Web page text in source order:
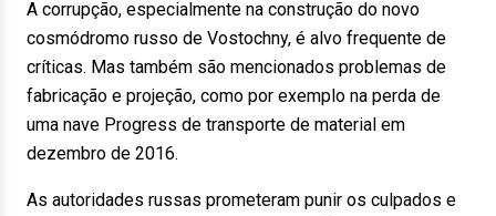
A corrupção, especialmente na construção do novo
cosmódromo russo de Vostochny, é alvo frequente de
críticas. Mas também são mencionados problemas de
fabricação e projeção, como por exemplo na perda de
uma nave Progress de transporte de material em
dezembro de 2016.
As autoridades russas prometeram punir os culpados e